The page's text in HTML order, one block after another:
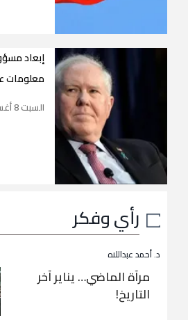
إبعاد
معلومات
السبت 8 أغسطس 2026 11:52:19
رأي وفكر
د. أحمد عبداللاه
مرآة الماضي… يناير آخر
التاريخ!